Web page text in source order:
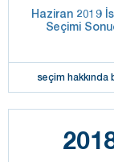
Haziran 2019
Seçimi
seçim hakkında